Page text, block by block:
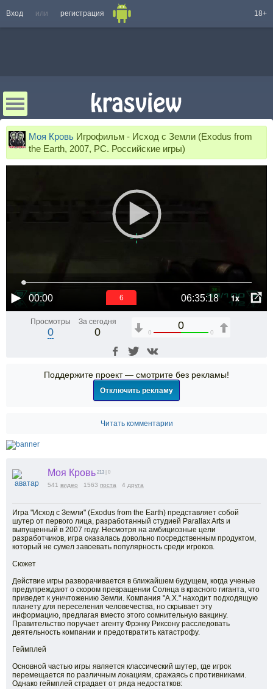
Вход или регистрация 18+
Моя Кровь Игрофильм - Исход с Земли (Exodus from
the Earth, 2007, PC. Российские игры)
00:00 06:35:18 1x
5
Просмотры
0
За сегодня
0
0
0 0
Поддержите проект — смотрите без рекламы!
Отключить рекламу
Читать комментарии
Моя Кровь 213 | 0
541 видео 1563 поста 4 друга
Игра "Исход с Земли" (Exodus from the Earth) представляет собой
шутер от первого лица, разработанный студией Parallax Arts и
выпущенный в 2007 году. Несмотря на амбициозные цели
разработчиков, игра оказалась довольно посредственным продуктом,
который не сумел завоевать популярность среди игроков.
Сюжет
Действие игры разворачивается в ближайшем будущем, когда ученые
предупреждают о скором превращении Солнца в красного гиганта, что
приведет к уничтожению Земли. Компания "А.Х." находит подходящую
планету для переселения человечества, но скрывает эту
информацию, предлагая вместо этого сомнительную вакцину.
Правительство поручает агенту Фрэнку Риксону расследовать
деятельность компании и предотвратить катастрофу.
Геймплей
Основной частью игры является классический шутер, где игрок
перемещается по различным локациям, сражаясь с противниками.
Однако геймплей страдает от ряда недостатков: